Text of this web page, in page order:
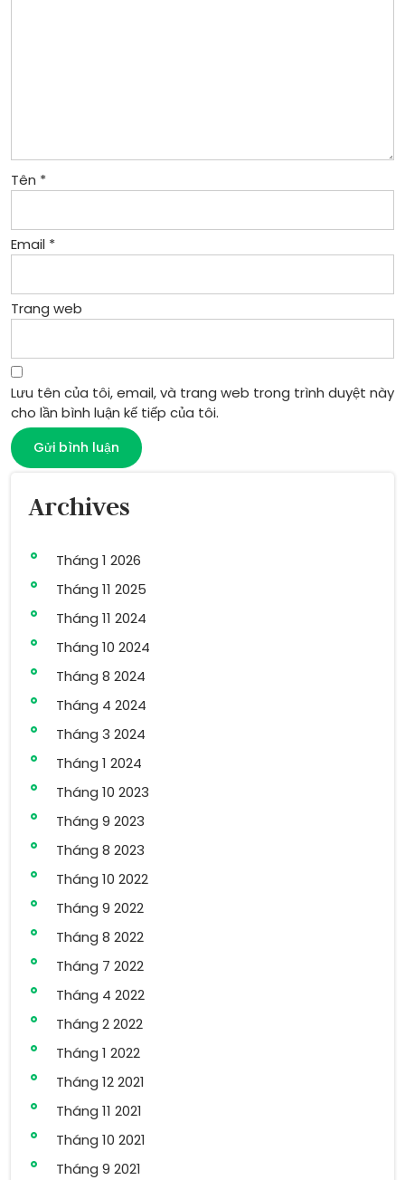
Tên *
Email *
Trang web
Lưu tên của tôi, email, và trang web trong trình duyệt này
cho lần bình luận kế tiếp của tôi.
Archives
Tháng 1 2026
Tháng 11 2025
Tháng 11 2024
Tháng 10 2024
Tháng 8 2024
Tháng 4 2024
Tháng 3 2024
Tháng 1 2024
Tháng 10 2023
Tháng 9 2023
Tháng 8 2023
Tháng 10 2022
Tháng 9 2022
Tháng 8 2022
Tháng 7 2022
Tháng 4 2022
Tháng 2 2022
Tháng 1 2022
Tháng 12 2021
Tháng 11 2021
Tháng 10 2021
Tháng 9 2021